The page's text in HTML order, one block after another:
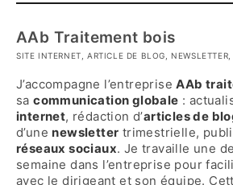
AAb Traitement bois
SITE INTERNET, ARTICLE DE BLOG,
J’accompagne l’entrepriseAAb
sacommunication globale :
internet, rédaction d’articles de
d’une newsletter trimestrielle,
réseaux sociaux. Je travaille une
semaine dans l’entreprise pour
avec le dirigeant et son équipe.